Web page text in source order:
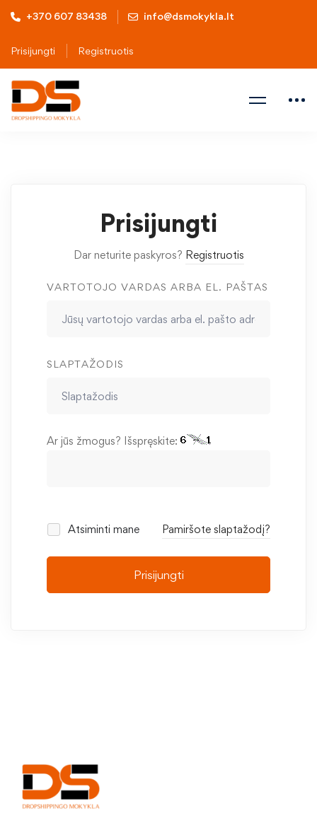
+370 607 83438 info@dsmokykla.lt
Prisijungti Registruotis
Prisijungti
Dar neturite paskyros? Registruotis
VARTOTOJO VARDAS ARBA EL. PAŠTAS
SLAPTAŽODIS
Ar jūs žmogus? Išspręskite:
Atsiminti mane Pamiršote slaptažodį?
Prisijungti